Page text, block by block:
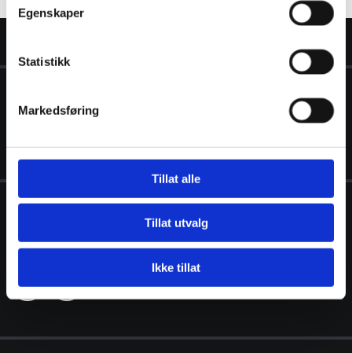
Egenskaper
Statistikk
Markedsføring
Tillat alle
Tillat utvalg
Ikke tillat
 post@vinsryggvvs.no